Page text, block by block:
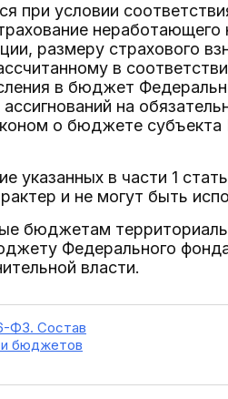
при условии
размеру страхового
в
в бюджет
на
о бюджете
указанных в части 1
и не могут быть
бюджетам
Федерального
власти.
ФЗ. Состав
бюджетов